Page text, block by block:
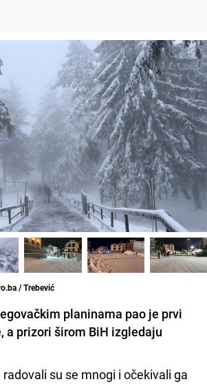
/ Trebević
planinama pao je prvi
a prizori širom BiH izgledaju
su se mnogi i očekivali ga